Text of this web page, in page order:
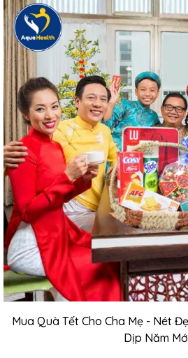
Mua Quà Tết Cho Cha Mẹ - Nét
Dịp Năm